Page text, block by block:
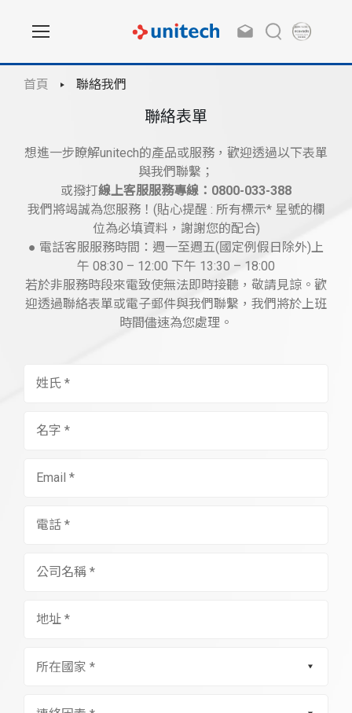
首頁 聯絡我們
聯絡表單
想進一步瞭解unitech的產品或服務，歡迎透過以下表單
與我們聯繫；
或撥打線上客服服務專線：0800-033-388
我們將竭誠為您服務！(貼心提醒 : 所有標示* 星號的欄
位為必填資料，謝謝您的配合)
● 電話客服服務時間：週一至週五(國定例假日除外)上
午 08:30 – 12:00 下午 13:30 – 18:00
若於非服務時段來電致使無法即時接聽，敬請見諒。歡
迎透過聯絡表單或電子郵件與我們聯繫，我們將於上班
時間儘速為您處理。